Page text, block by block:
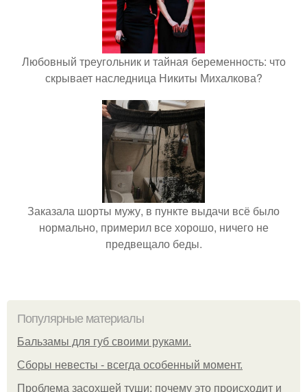
Любовный треугольник и тайная беременность: что
скрывает наследница Никиты Михалкова?
Заказала шорты мужу, в пункте выдачи всё было
нормально, примерил все хорошо, ничего не
предвещало беды.
Популярные материалы
Бальзамы для губ своими руками.
Сборы невесты - всегда особенный момент.
Проблема засохшей туши: почему это происходит и